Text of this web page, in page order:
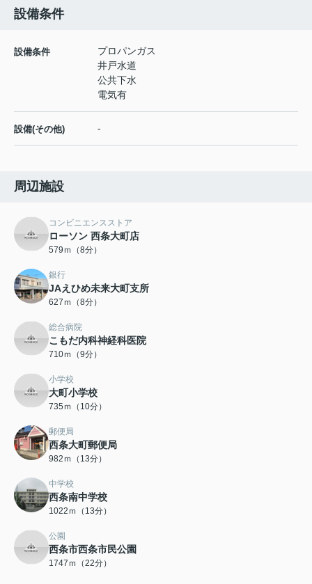
設備条件
設備条件
プロパンガス
井戸水道
公共下水
電気有
設備(その他) -
周辺施設
コンビニエンスストア
ローソン 西条大町店
579ｍ（8分）
銀行
JAえひめ未来大町支所
627ｍ（8分）
総合病院
こもだ内科神経科医院
710ｍ（9分）
小学校
大町小学校
735ｍ（10分）
郵便局
西条大町郵便局
982ｍ（13分）
中学校
西条南中学校
1022ｍ（13分）
公園
西条市西条市民公園
1747ｍ（22分）